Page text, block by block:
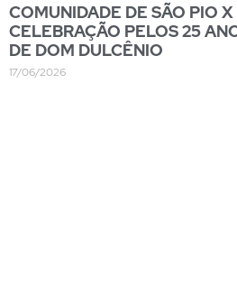
COMUNIDADE DE SÃO PIO
CELEBRAÇÃO PELOS 25
DE DOM DULCÊNIO
17/06/2026